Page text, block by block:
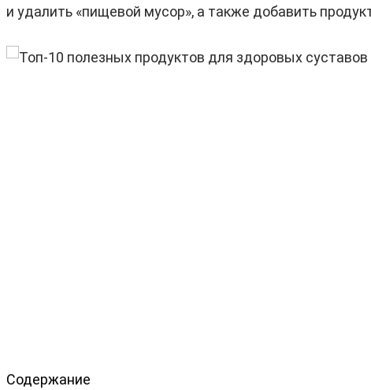
и удалить «пищевой мусор», а также добавить
Содержание